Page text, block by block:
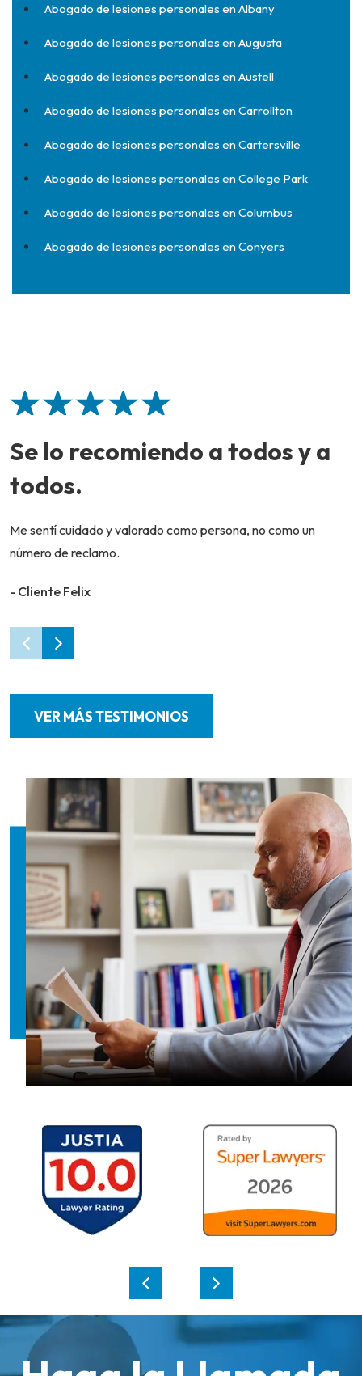
Abogado de lesiones personales en Albany
Abogado de lesiones personales en Augusta
Abogado de lesiones personales en Austell
Abogado de lesiones personales en Carrollton
Abogado de lesiones personales en Cartersville
Abogado de lesiones personales en College Park
Abogado de lesiones personales en Columbus
Abogado de lesiones personales en Conyers
Se lo recomiendo a todos y a
todos.
Me sentí cuidado y valorado como persona, no como un
número de reclamo.
- Cliente Felix
VER MÁS TESTIMONIOS